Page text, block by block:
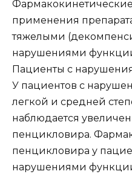
применения
тяжелыми
нарушениями
Пациенты с
У пациентов с
легкой и средней
наблюдается
пенцикловира.
пенцикловира у
нарушениями